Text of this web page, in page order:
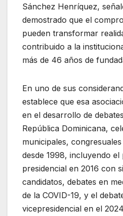
Sánchez Henríquez,
demostrado que el
pueden transformar
contribuido a la
más de 46 años de
En uno de sus
establece que esa
en el desarrollo de
República Dominicana,
municipales,
desde 1998, incluyendo el
presidencial en 2016 con
candidatos, debates en
de la COVID-19, y el
vicepresidencial en el